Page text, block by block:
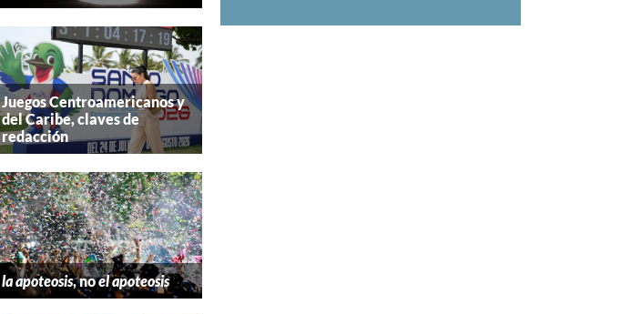
Juegos Centroamericanos y
del Caribe, claves de
redacción
la apoteosis, noel apoteosis